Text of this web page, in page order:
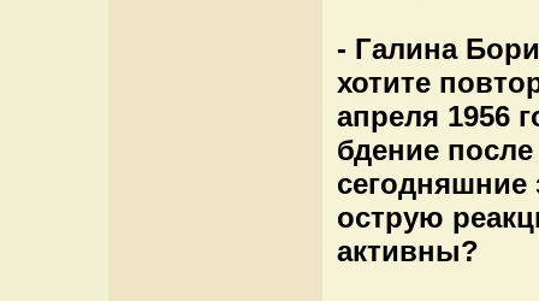
- Галина
хотите
апреля 1956
бдение
сегодняшние
острую
активны?